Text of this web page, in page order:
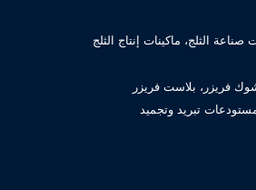
صناعة الثلج، ماكينات إنتاج الثلج
فريزر، بلاست فريزر
تبريد وتجميد